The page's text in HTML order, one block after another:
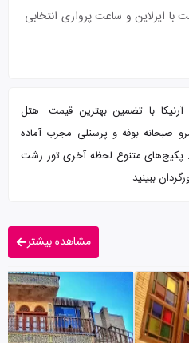
ایرلاین و ساعت پروازی انتخابی
با تضمین بهترین قیمت. هتل
همراه با سرو صبحانه بوفه و پرسنلی مجرب آماده
پکیج‌های متنوع لحظه آخری تور رشت
ببینید.
مشاهده بیشتر